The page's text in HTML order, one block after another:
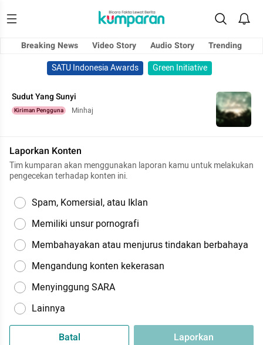
Breaking News Video Story Audio Story
Trending
SATU Indonesia Awards
Green Initiative
Sudut Yang Sunyi
Kiriman Pengguna Minhaj
Laporkan Konten
Tim kumparan akan menggunakan laporan kamu untuk melakukan
pengecekan terhadap konten ini.
Spam, Komersial, atau Iklan
Memiliki unsur pornografi
Membahayakan atau menjurus tindakan berbahaya
Mengandung konten kekerasan
Menyinggung SARA
Lainnya
Batal Laporkan